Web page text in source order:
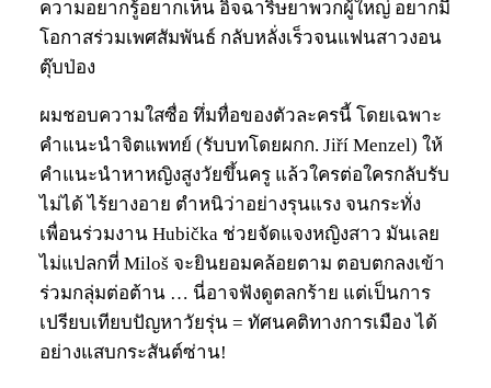
ความอยากรู้อยากเห็น อิจฉาริษยาพวกผู้ใหญ่ อยากมี
โอกาสร่วมเพศสัมพันธ์ กลับหลั่งเร็วจนแฟนสาวงอน
ตุ๊บป่อง
ผมชอบความใสซื่อ ทึ่มทื่อของตัวละครนี้ โดยเฉพาะ
คำแนะนำจิตแพทย์ (รับบทโดยผกก. Jiří Menzel) ให้
คำแนะนำหาหญิงสูงวัยขึ้นครู แล้วใครต่อใครกลับรับ
ไม่ได้ ไร้ยางอาย ตำหนิว่าอย่างรุนแรง จนกระทั่ง
เพื่อนร่วมงาน Hubička ช่วยจัดแจงหญิงสาว มันเลย
ไม่แปลกที่ Miloš จะยินยอมคล้อยตาม ตอบตกลงเข้า
ร่วมกลุ่มต่อต้าน … นี่อาจฟังดูตลกร้าย แต่เป็นการ
เปรียบเทียบปัญหาวัยรุ่น = ทัศนคติทางการเมือง ได้
อย่างแสบกระสันต์ซ่าน!